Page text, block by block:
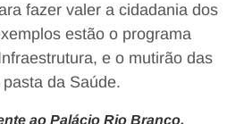
fazer valer a cidadania dos
estão o programa
e o mutirão das
da Saúde.
ao Palácio Rio Branco,